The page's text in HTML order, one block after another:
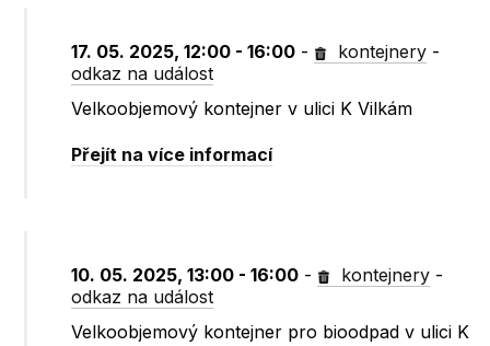
17. 05. 2025, 12:00 - 16:00 - kontejnery -
odkaz na událost
Velkoobjemový kontejner v ulici K Vilkám
Přejít na více informací
10. 05. 2025, 13:00 - 16:00 - kontejnery -
odkaz na událost
Velkoobjemový kontejner pro bioodpad v ulici K